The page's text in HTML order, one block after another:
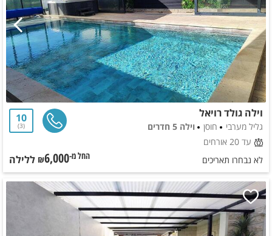
וילה גולד רויאל
גליל מערבי חוסן
וילה 5 חדרים
עד 20 אורחים
10
3
לא נבחרו תאריכים החל מ-₪6,000 ללילה